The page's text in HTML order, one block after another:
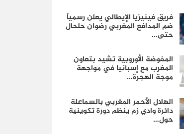
فريق فينيزيا الإيطالي يعلن رسمياً
ضم المدافع المغربي رضوان حلحال
حتى…
المفوضة الأوروبية تشيد بتعاون
المغرب مع إسبانيا في مواجهة
موجة الهجرة…
الهلال الأحمر المغربي بالسماعلة
دائرة وادي زم ينظم دورة تكوينية
حول…